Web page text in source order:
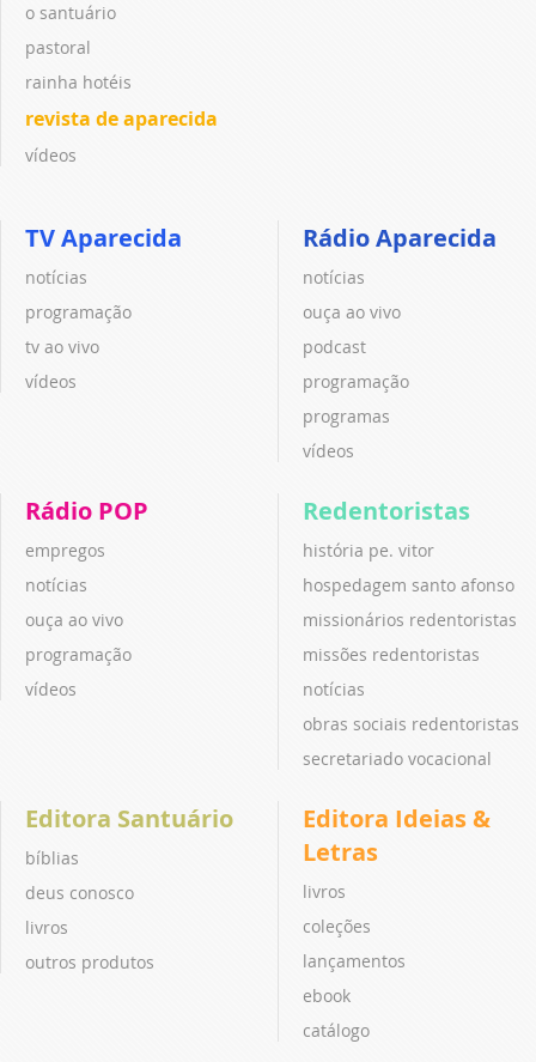
o santuário
pastoral
rainha hotéis
revista de aparecida
vídeos
TV Aparecida
notícias
programação
tv ao vivo
vídeos
Rádio Aparecida
notícias
ouça ao vivo
podcast
programação
programas
vídeos
Rádio POP
empregos
notícias
ouça ao vivo
programação
vídeos
Redentoristas
história pe. vitor
hospedagem santo afonso
missionários redentoristas
missões redentoristas
notícias
obras sociais redentoristas
secretariado vocacional
Editora Santuário
bíblias
deus conosco
livros
outros produtos
Editora Ideias &
Letras
livros
coleções
lançamentos
ebook
catálogo